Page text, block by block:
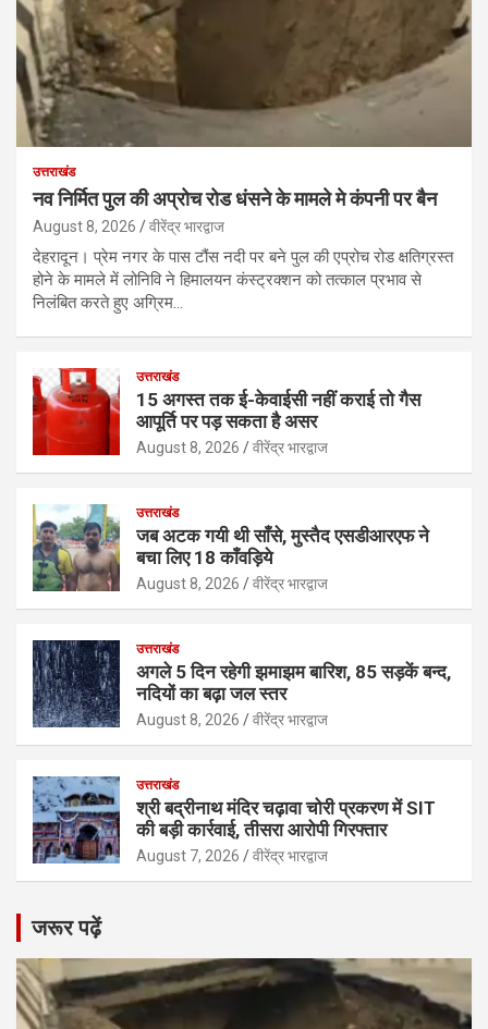
उत्तराखंड
नव निर्मित पुल की अप्रोच रोड धंसने के मामले मे कंपनी पर बैन
August 8, 2026 वीरेंद्र भारद्वाज
देहरादून। प्रेम नगर के पास टौंस नदी पर बने पुल की एप्रोच रोड क्षतिग्रस्त
होने के मामले में लोनिवि ने हिमालयन कंस्ट्रक्शन को तत्काल प्रभाव से
निलंबित करते हुए अग्रिम…
उत्तराखंड
15 अगस्त तक ई-केवाईसी नहीं कराई तो गैस
आपूर्ति पर पड़ सकता है असर
August 8, 2026 वीरेंद्र भारद्वाज
उत्तराखंड
जब अटक गयी थी साँसे, मुस्तैद एसडीआरएफ ने
बचा लिए 18 काँवड़िये
August 8, 2026 वीरेंद्र भारद्वाज
उत्तराखंड
अगले 5 दिन रहेगी झमाझम बारिश, 85 सड़कें बन्द,
नदियों का बढ़ा जल स्तर
August 8, 2026 वीरेंद्र भारद्वाज
उत्तराखंड
श्री बद्रीनाथ मंदिर चढ़ावा चोरी प्रकरण में SIT
की बड़ी कार्रवाई, तीसरा आरोपी गिरफ्तार
August 7, 2026 वीरेंद्र भारद्वाज
जरूर पढ़ें